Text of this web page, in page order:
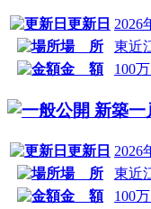
更新日 2026
場 所
東近
金 額
100
新築一
更新日 2026
場 所
東近
金 額
100